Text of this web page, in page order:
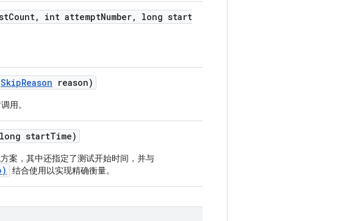
Count, int attemptNumber,
long start
SkipReason reason)
用。
long startTime)
案，其中还指定了测试开始时间，并与
结合使用以实现精确衡量。